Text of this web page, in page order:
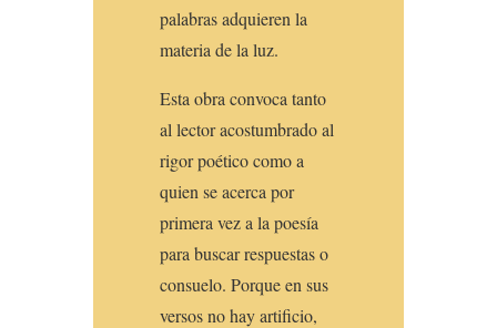
palabras adquieren la
materia de la luz.
Esta obra convoca tanto
al lector acostumbrado al
rigor poético como a
quien se acerca por
primera vez a la poesía
para buscar respuestas o
consuelo. Porque en sus
versos no hay artificio,